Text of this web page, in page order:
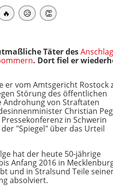
🔥 😥 👏
Täter des
. Dort fiel er
er vom Amtsgericht Rostock
Störung des öffentlichen
Androhung von Straftaten
Christian
in Schwerin
"Spiegel" über das Urteil
hat der heute 50-jährige
Anfang 2016 in
und in Stralsund Teile
absolviert.